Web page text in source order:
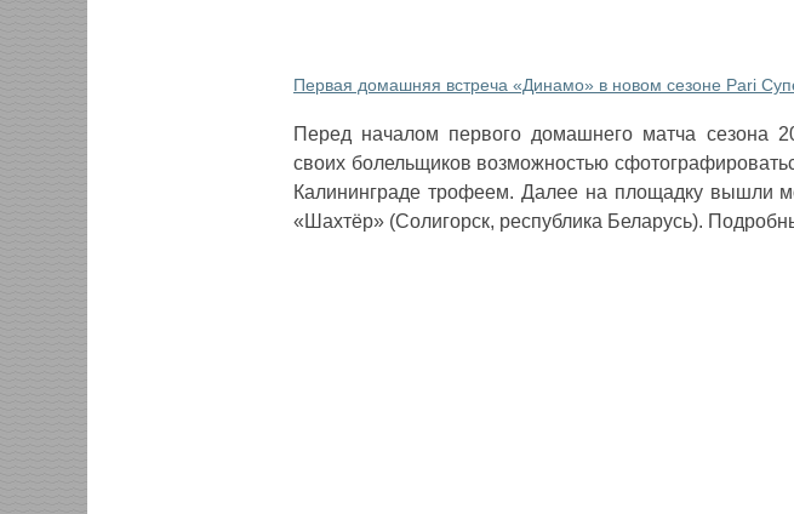
Первая домашняя встреча «Динамо» в новом сезоне Pari
Перед началом первого домашнего матча сезона
своих болельщиков возможностью
Калининграде трофеем. Далее на площадку вышли
«Шахтёр» (Солигорск, республика Беларусь).